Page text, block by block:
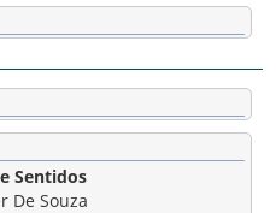
Sentidos
De Souza